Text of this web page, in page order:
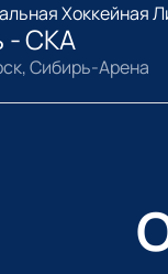
Хоккейная
- СКА
Сибирь-Арена